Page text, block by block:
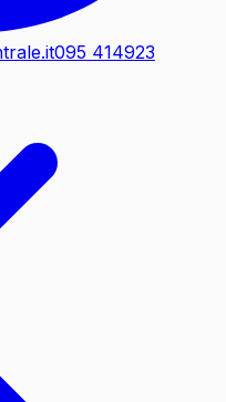
095 414923